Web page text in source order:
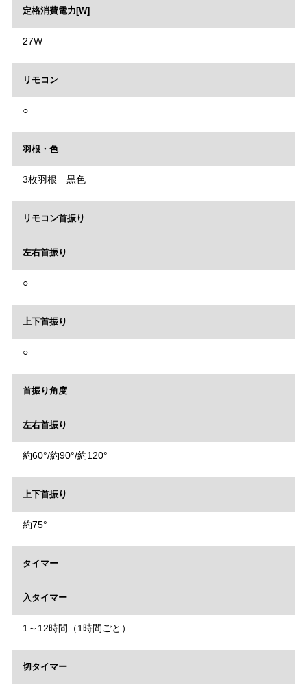
定格消費電力[W]
27W
リモコン
○
羽根・色
3枚羽根 黒色
リモコン首振り
左右首振り
○
上下首振り
○
首振り角度
左右首振り
約60°/約90°/約120°
上下首振り
約75°
タイマー
入タイマー
1～12時間（1時間ごと）
切タイマー